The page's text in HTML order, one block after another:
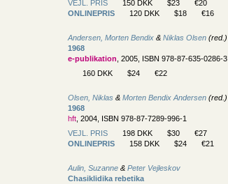
VEJL. PRIS
150 DKK $23
€20
ONLINEPRIS
120 DKK $18 €16
Andersen, Morten Bendix & Niklas Olsen (red.)
1968
e-publikation , 2005, ISBN 978-87-635-0286-3
160 DKK
$24 €22
Olsen, Niklas & Morten Bendix Andersen (red.)
1968
hft , 2004, ISBN 978-87-7289-996-1
VEJL. PRIS
198 DKK $30
€27
ONLINEPRIS
158 DKK $24 €21
Aulin, Suzanne & Peter Vejleskov
Chasiklidika rebetika